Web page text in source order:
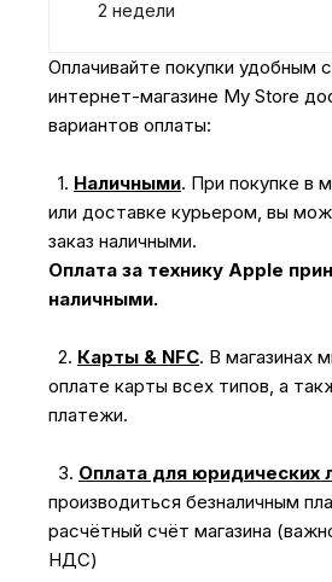
2 недели
Оплачивайте покупки удобным
интернет-магазине My Store
вариантов оплаты:
1. Наличными. При покупке в
или доставке курьером, вы
заказ наличными.
Оплата за технику Apple
наличными.
2. Карты & NFC. В магазинах
оплате карты всех типов, а
платежи.
3. Оплата для юридических
производиться безналичным
расчётный счёт магазина
НДС)